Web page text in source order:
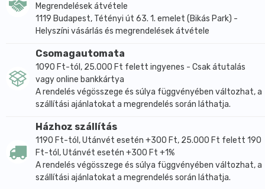
Megrendelések átvétele
1119 Budapest, Tétényi út 63. 1. emelet (Bikás Park) -
Helyszíni vásárlás és megrendelések átvétele
Csomagautomata
1090 Ft-tól, 25.000 Ft felett ingyenes - Csak átutalás
vagy online bankkártya
A rendelés végösszege és súlya függvényében változhat, a
szállítási ajánlatokat a megrendelés során láthatja.
Házhoz szállítás
1190 Ft-tól, Utánvét esetén +300 Ft, 25.000 Ft felett 190
Ft-tól, Utánvét esetén +300 Ft +1%
A rendelés végösszege és súlya függvényében változhat, a
szállítási ajánlatokat a megrendelés során láthatja.